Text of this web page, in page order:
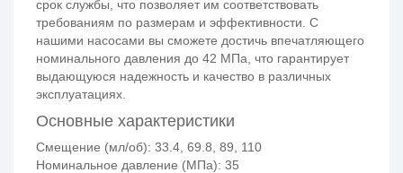
срок службы, что позволяет им соответствовать
требованиям по размерам и эффективности. С
нашими насосами вы сможете достичь впечатляющего
номинального давления до 42 МПа, что гарантирует
выдающуюся надежность и качество в различных
эксплуатациях.
Основные характеристики
Смещение (мл/об): 33.4, 69.8, 89, 110
Номинальное давление (МПа): 35